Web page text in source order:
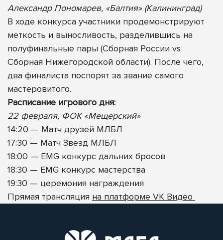
Александр Пономарев, «Балтия» (Калининград)
В ходе конкурса участники продемонстрируют
меткость и выносливость, разделившись на
полуфинальные пары (Сборная России vs
Сборная Нижегородской области). После чего,
два финалиста поспорят за звание самого
мастеровитого.
Расписание игрового дня:
22 февраля, ФОК «Мещерский»
14:20 — Матч друзей МЛБЛ
17:30 — Матч Звезд МЛБЛ
18:00 — EMG конкурс дальних бросов
18:30 — EMG конкурс мастерства
19:30 — церемония награждения
Прямая трансляция на платформе VK Видео